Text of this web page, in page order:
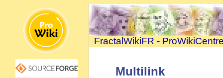
FractalWikiFR -
Multilink